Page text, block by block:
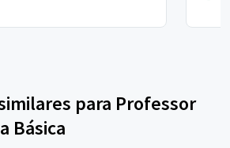
para Professor
Básica